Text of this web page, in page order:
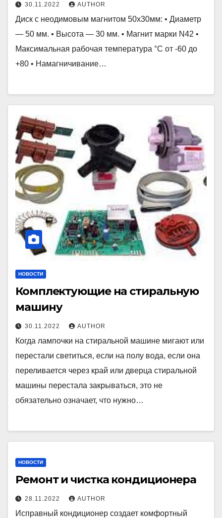
30.11.2022 AUTHOR
Диск с неодимовым магнитом 50х30мм: • Диаметр
— 50 мм. • Высота — 30 мм. • Магнит марки N42 •
Максимальная рабочая температура °C от -60 до
+80 • Намагничивание…
НОВОСТИ
Комплектующие на стиральную
машину
30.11.2022 AUTHOR
Когда лампочки на стиральной машине мигают или
перестали светиться, если на полу вода, если она
переливается через край или дверца стиральной
машины перестала закрываться, это не
обязательно означает, что нужно…
НОВОСТИ
Ремонт и чистка кондиционера
28.11.2022 AUTHOR
Исправный кондиционер создает комфортный